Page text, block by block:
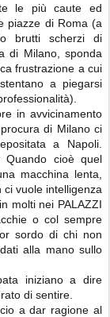
le più caute ed
piazze di Roma (a
brutti scherzi di
di Milano, sponda
frustrazione a cui
a piegarsi
in avvicinamento
di Milano ci
a Napoli.
Quando cioè quel
macchina lenta,
vuole intelligenza
molti nei PALAZZI
o col sempre
sordo di chi non
alla mano sullo
iniziano a dire
di sentire.
a dar ragione al